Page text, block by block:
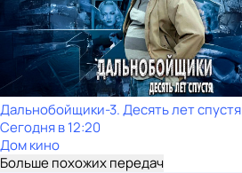
Дальнобойщики-3. Десять лет спустя
Сегодня в 12:20
Дом кино
Больше похожих передач